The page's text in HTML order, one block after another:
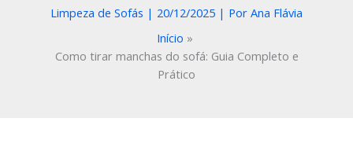
Limpeza de Sofás | 20/12/2025 | Por Ana Flávia
Início
Como tirar manchas do sofá: Guia Completo e
Prático